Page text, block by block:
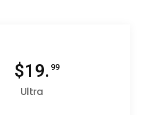
$19. 99
Ultra